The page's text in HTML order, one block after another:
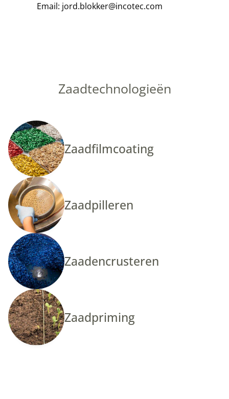
Email: jord.blokker@incotec.com
Zaadtechnologieën
Zaadfilmcoating
Zaadpilleren
Zaadencrusteren
Zaadpriming